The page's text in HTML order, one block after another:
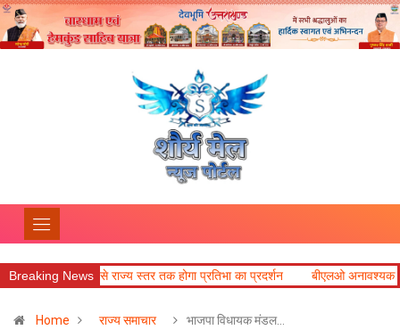
Breaking News
राज्य स्तर तक होगा प्रतिभा का प्रदर्शन बीएलओ अनावश्यक दस्तावेज न मांगें,
Home राज्य समाचार भाजपा विधायक मंडल…